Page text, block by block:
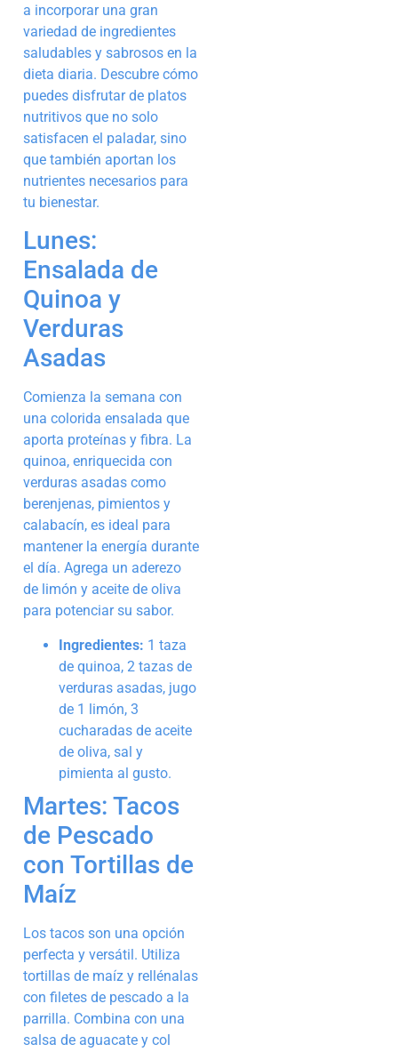
a incorporar una gran
variedad de ingredientes
saludables y sabrosos en la
dieta diaria. Descubre cómo
puedes disfrutar de platos
nutritivos que no solo
satisfacen el paladar, sino
que también aportan los
nutrientes necesarios para
tu bienestar.
Lunes:
Ensalada de
Quinoa y
Verduras
Asadas
Comienza la semana con
una colorida ensalada que
aporta proteínas y fibra. La
quinoa, enriquecida con
verduras asadas como
berenjenas, pimientos y
calabacín, es ideal para
mantener la energía durante
el día. Agrega un aderezo
de limón y aceite de oliva
para potenciar su sabor.
Ingredientes: 1 taza
de quinoa, 2 tazas de
verduras asadas, jugo
de 1 limón, 3
cucharadas de aceite
de oliva, sal y
pimienta al gusto.
Martes: Tacos
de Pescado
con Tortillas de
Maíz
Los tacos son una opción
perfecta y versátil. Utiliza
tortillas de maíz y rellénalas
con filetes de pescado a la
parrilla. Combina con una
salsa de aguacate y col